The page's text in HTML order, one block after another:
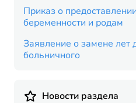
Приказ о
беременности и родам
Заявление о замене лет
больничного
Новости раздела